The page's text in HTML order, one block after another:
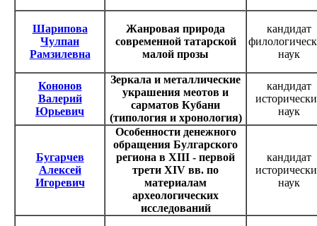
Шарипова
Чулпан
Рамзилевна
Жанровая природа
современной татарской
малой прозы
кандидат
наук
Кононов
Валерий
Юрьевич
Зеркала и металлические
украшения меотов и
сарматов Кубани
(типология и хронология)
кандидат
наук
Бугарчев
Алексей
Игоревич
Особенности денежного
обращения Булгарского
региона в XIII - первой
трети XIV вв. по
материалам
археологических
исследований
кандидат
наук